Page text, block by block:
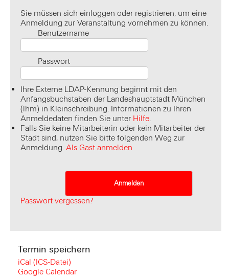
Sie müssen sich einloggen oder registrieren, um eine
Anmeldung zur Veranstaltung vornehmen zu können.
Benutzername
Passwort
Ihre Externe LDAP-Kennung beginnt mit den
Anfangsbuchstaben der Landeshauptstadt München
(lhm) in Kleinschreibung. Informationen zu Ihren
Anmeldedaten finden Sie unter Hilfe.
Falls Sie keine Mitarbeiterin oder kein Mitarbeiter der
Stadt sind, nutzen Sie bitte folgenden Weg zur
Anmeldung. Als Gast anmelden
Passwort vergessen?
Termin speichern
iCal (ICS-Datei)
Google Calendar